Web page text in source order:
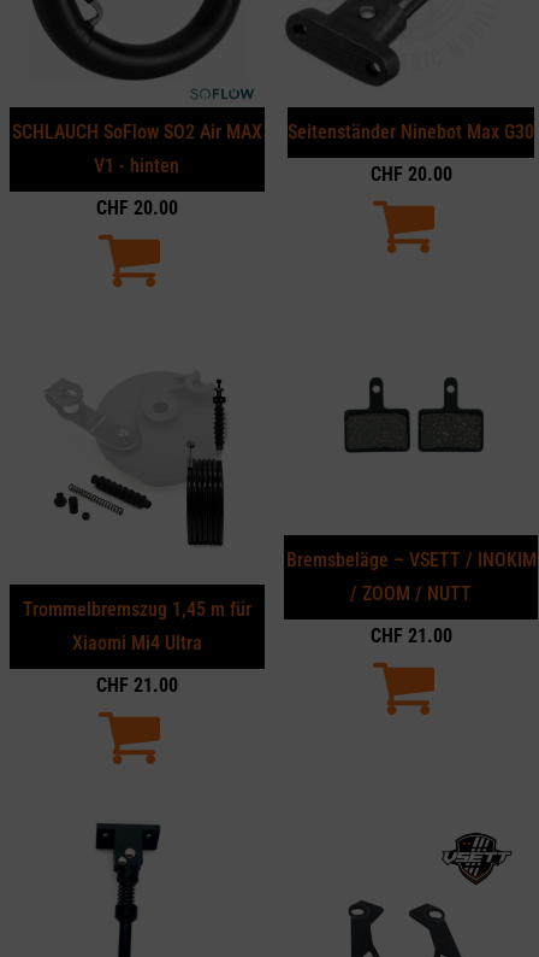
SCHLAUCH SoFlow SO2 Air MAX
V1 - hinten
CHF 20.00
Seitenständer Ninebot Max G30
CHF 20.00
Trommelbremszug 1,45 m für
Xiaomi Mi4 Ultra
CHF 21.00
Bremsbeläge – VSETT / INOKIM
/ ZOOM / NUTT
CHF 21.00